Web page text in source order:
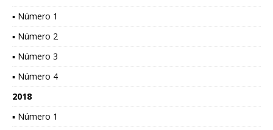
▪ Número 1
▪ Número 2
▪ Número 3
▪ Número 4
2018
▪ Número 1